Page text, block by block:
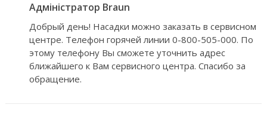
Адміністратор Braun
Добрый день! Насадки можно заказать в сервисном
центре. Телефон горячей линии 0-800-505-000. По
этому телефону Вы сможете уточнить адрес
ближайшего к Вам сервисного центра. Спасибо за
обращение.